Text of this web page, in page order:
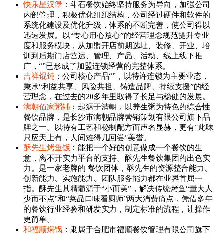
快乐星汉堡 ：斗石餐饮始终坚持服务为导向，加强公司
内部管理，积极优化组织结构，公司经过硬件和软件的
系统化建设及优化升级，体系的不断完善，使公司得以
迅速发展。以“专心用心放心”的经营理念规范提升专业
度和服务模块，从加盟开店前期选址、装修、开业、培
训到后期门店营运、管理、产品、活动、线上线下推
广，“”已形成了加盟连锁经营的完整体系。
吉祥馄饨 ：公司核心产品“”，以特许连锁为主要业态，
秉承“利益共享、风险共担、铸造品牌、持续支援”的经
营理念，在过去的20多年里取得了长足与稳健的发展。
满朝佰家粥铺 ：起源于清朝，以养生粥为特色的综合性
餐饮品牌，是长沙市满朝品牌营销策划有限公司旗下品
牌之一。以特有工艺和秘制配方而声名显赫，更有“此味
只应天上有，人间难得几回尝”美誉。
酥先生烤鱼饭 ：能把一个好的创意做成一个餐饮的生
意，离不开实力平台的支持。酥先生餐饮集团的出色实
力。是一家老牌的 餐饮团体，酥先生的资源整合能力、
创新能力、实施能力、团队服务能力都在业界首屈一
指。酥先生其精髓源于“小而美”，解决传统烤鱼“量大人
少而不点”和“菜品口味看厨师”两大消费痛点，凭借多年
的餐饮行业经验和研发实力，制定标准的流程，让操作
更简单。
和福顺焖锅 ：隶属于合肥市福顺餐饮管理有限公司旗下